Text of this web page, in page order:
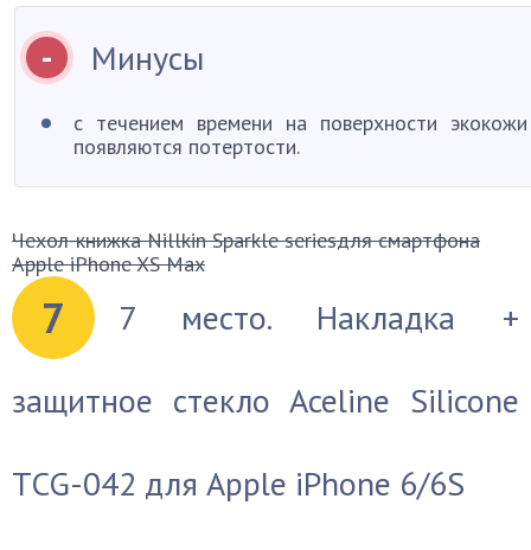
Минусы
с течением времени на поверхности экокожи
появляются потертости.
Чехол-книжка Nillkin Sparkle seriesдля смартфона
Apple iPhone XS Max
7
7 место. Накладка +
защитное стекло Aceline Silicone
TCG-042 для Apple iPhone 6/6S